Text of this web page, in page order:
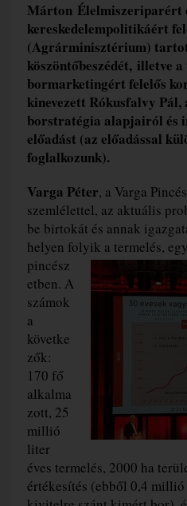
MártonÉlelmiszeriparért
kereskedelempolitikáért
(Agrárminisztérium)
köszöntőbeszédét, illetve
bormarketingért felelős
kinevezett Rókusfalvy
borstratégia alapjairól és
előadást (az előadással
foglalkozunk).
Varga Péter, a Varga
szemlélettel, az aktuális
be birtokát és annak
helyen folyik a termelés,
pincész
etben. A
számok
a
követke
zők:
170 fő
alkalma
zott, 25
millió
liter
éves termelés, 2000 ha
értékesítés (ebből 0,4